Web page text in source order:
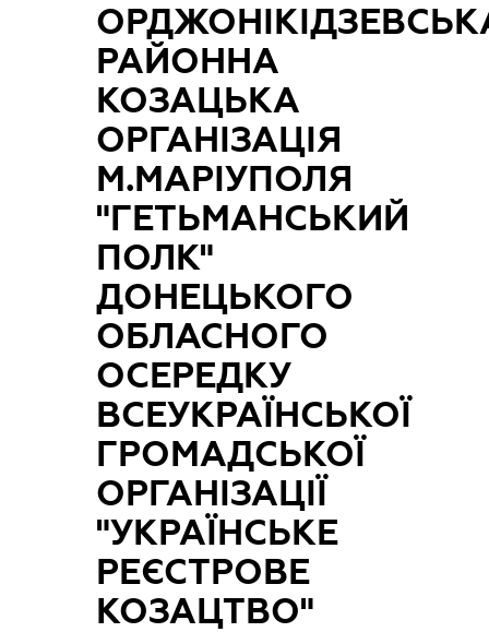
РАЙОННА
КОЗАЦЬКА
ОРГАНІЗАЦІЯ
М.МАРІУПОЛЯ
"ГЕТЬМАНСЬКИЙ
ПОЛК"
ДОНЕЦЬКОГО
ОБЛАСНОГО
ОСЕРЕДКУ
ВСЕУКРАЇНСЬКОЇ
ГРОМАДСЬКОЇ
ОРГАНІЗАЦІЇ
"УКРАЇНСЬКЕ
РЕЄСТРОВЕ
КОЗАЦТВО"